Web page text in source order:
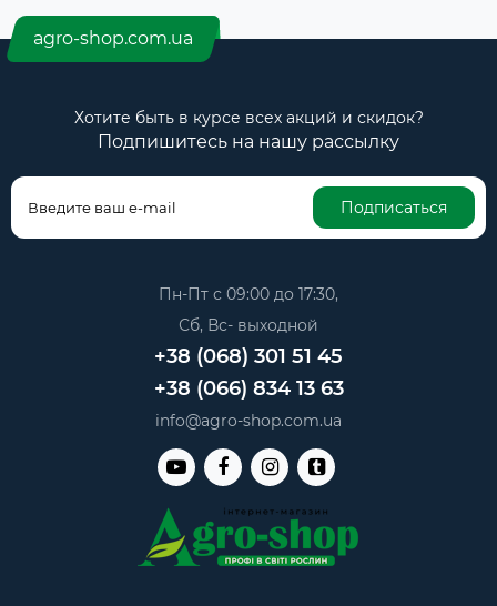
agro-shop.com.ua
Хотите быть в курсе всех акций и скидок?
Подпишитесь на нашу рассылку
Подписаться
Пн-Пт с 09:00 до 17:30,
Сб, Вс- выходной
+38 (068) 301 51 45
+38 (066) 834 13 63
info@agro-shop.com.ua